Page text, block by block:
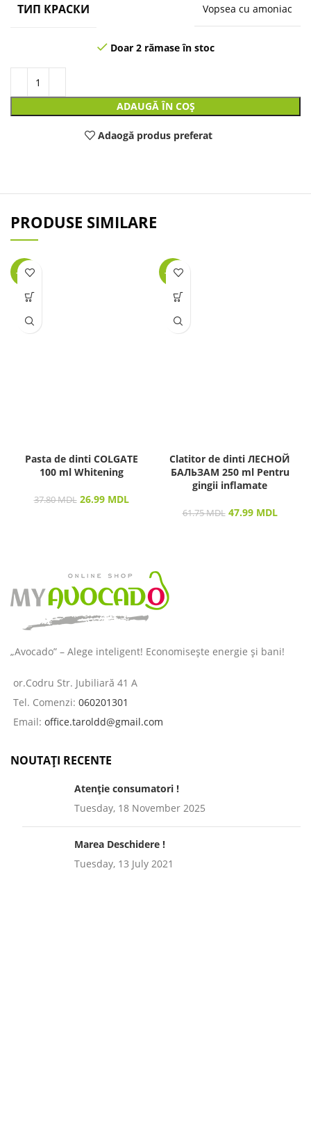
ТИП КРАСКИ Vopsea cu amoniac
Doar 2 rămase în stoc
ADAUGĂ ÎN COȘ
Adaogă produs preferat
PRODUSE SIMILARE
-29%
Pasta de dinti COLGATE
100 ml Whitening
37.80MDL 26.99 MDL
-22%
Clatitor de dinti ЛЕСНОЙ
БАЛЬЗАМ 250 ml Pentru
gingii inflamate
61.75MDL 47.99 MDL
„Avocado” – Alege inteligent! Economisește energie și bani!
or.Codru Str. Jubiliară 41 A
Tel. Comenzi: 060201301
Email: office.taroldd@gmail.com
NOUTAȚI RECENTE
Atenție consumatori !
Tuesday, 18 November 2025
Marea Deschidere !
Tuesday, 13 July 2021